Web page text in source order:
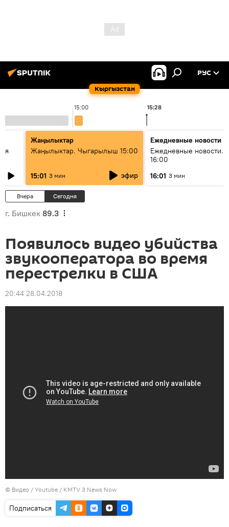
Кыргызстан
РУС
15:00 15:28
Жаңылыктар
Жаңылыктар. Чыгарылыш 15:00
15:01 3 мин эфир
Ежедневные новости
Ежедневные новости.
16:00
16:01 3 мин
Вчера Сегодня
г. Бишкек 89.3
Появилось видео убийства
звукооператора во время
перестрелки в США
20:44 28.04.2018
© Видео / Youtube / KMTV 3 News Now
Подписаться